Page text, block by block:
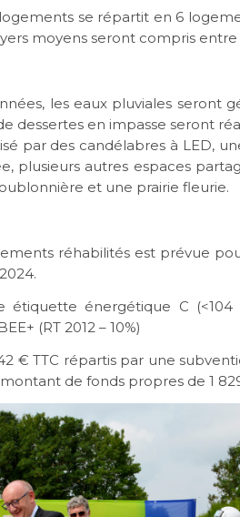
se répartit en 6
moyens seront compris
les eaux pluviales seront
dessertes en impasse seront
par des candélabres à LED,
plusieurs autres espaces
et une prairie fleurie.
réhabilités est prévue
énergétique C (<104
(RT 2012 – 10%)
€ TTC répartis par une
de fonds propres de 1